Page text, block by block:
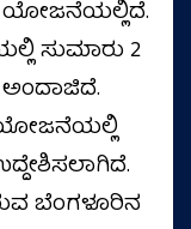
ಯೋಜನೆಯಲ್ಲಿದೆ.
ಸುಮಾರು 2
ಅಂದಾಜಿದೆ.
ಯೋಜನೆಯಲ್ಲಿ
ಬೆಂಗಳೂರಿನ